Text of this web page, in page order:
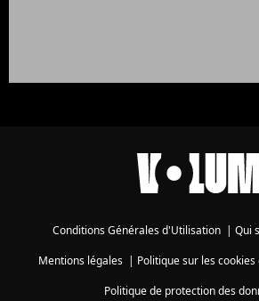
Conditions Générales d'Utilisation | Qui
Mentions légales| Politique sur les
Politique de protection des